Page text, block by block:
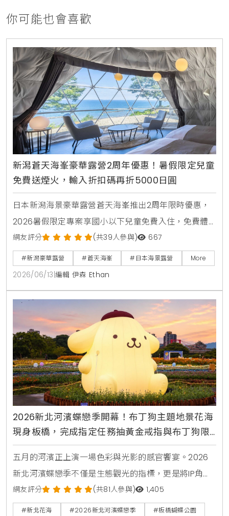
你可能也會喜歡
新潟蒼天海峯豪華露營2周年優惠！暑假限定兒童
免費送煙火，輸入折扣碼再折5000日圓
日本新潟海景豪華露營蒼天海峯推出2周年限時優惠，
2026暑假限定專案享國小以下兒童免費入住，免費體
驗日本煙火與撈水球，享受私人海景三溫暖與新潟在地
頂級烤肉。
網友評分 (共39人參與) 667
#新潟豪華露營 #蒼天海峯 #日本海景露營 More
2026/06/13 編輯 伊森 Ethan
2026新北河濱蝶戀季開幕！布丁狗主題地景花海
現身板橋，完成指定任務抽黃金戒指與布丁狗限
量周邊
五月的河濱正上演一場色彩與光影的感官饗宴。2026
新北河濱蝶戀季不僅是生態觀光的指標，更是將IP角色
與城市空間完美融合的典範。KiraKacha去啦！創辦人
梁翔渝表示，透過布丁狗30周年主題的沉浸式體驗，能
網友評分 (共81人參與) 1,405
#新北花海 #2026新北河濱蝶戀季 #板橋蝴蝶公園